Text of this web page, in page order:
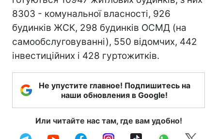
8303 - комунальної власності, 926
будинків ЖСК, 298 будинків ОСМД (на
самообслуговуванні), 550 відомчих, 442
інвестиційних і 428 гуртожитків.
Не упустите главное! Подпишитесь на
наши обновления в Google!
Или читайте нас там, где вам удобно!